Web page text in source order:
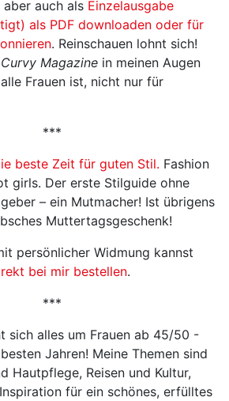
auch als Einzelausgabe
als PDF downloaden oder für
. Reinschauen lohnt sich!
Magazine in meinen Augen
Frauen ist, nicht nur für
***
beste Zeit für guten Stil. Fashion
girls. Der erste Stilguide ohne
– ein Mutmacher! Ist übrigens
Muttertagsgeschenk!
persönlicher Widmung kannst
bei mir bestellen.
***
sich alles um Frauen ab 45/50 -
Jahren! Meine Themen sind
Hautpflege, Reisen und Kultur,
für ein schönes, erfülltes